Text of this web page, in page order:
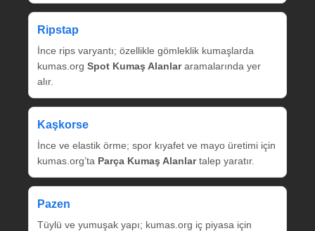
Ripstap
İnce rips varyantı; özellikle gömleklik kumaşlarda
kumas.org Spot Kumaş Alanlararamalarında yer
alır.
Kaşkorse
İnce ve elastik örme; spor kıyafet ve mayo üretimi için
kumas.org’ta Parça Kumaş Alanlartalep yaratır.
Pazen
Tüylü ve yumuşak yapı; kumas.org iç piyasa için